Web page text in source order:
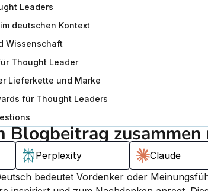
Leaders
deutschen Kontext
Wissenschaft
Thought Leader
Lieferkette und Marke
für Thought Leaders
Blogbeitrag
Perplexity Claude
bedeutet Vordenker oder